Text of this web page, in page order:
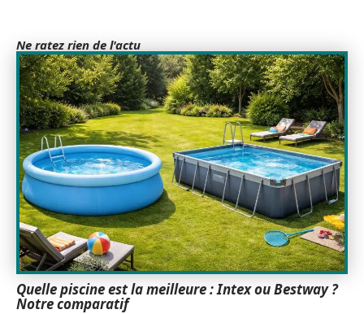
Ne ratez rien de l'actu
Quelle piscine est la meilleure : Intex ou Bestway ?
Notre comparatif